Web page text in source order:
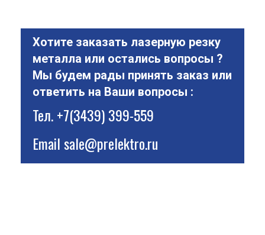
Хотите заказать лазерную резку
металла или остались вопросы ?
Мы будем рады принять заказ или
ответить на Ваши вопросы :
Тел.+7(3439) 399-559
Emailsale@prelektro.ru